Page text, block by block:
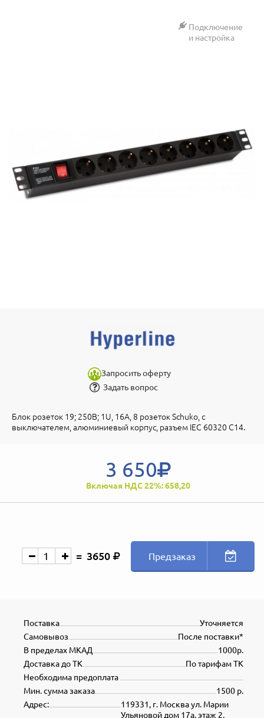
Подключение
и настройка
Запросить оферту
Задать вопрос
Блок розеток 19; 250В; 1U, 16А, 8 розеток Schuko, с
выключателем, алюминиевый корпус, разъем IEC 60320 C14.
3 650
Включая НДС 22%: 658,20
3650 Предзаказ
Уточняется
Поставка
После поставки*
Самовывоз
1000р.
В пределах МКАД
По тарифам ТК
Доставка до ТК
Необходима предоплата
1500 р.
Мин. сумма заказа
119331, г. Москва ул. Марии
Ульяновой дом 17а, этаж 2,
Адрес: